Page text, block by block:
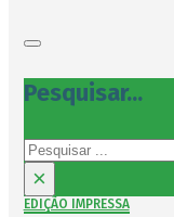
Pesquisar...
Pesquisar
×
EDIÇÃO IMPRESSA